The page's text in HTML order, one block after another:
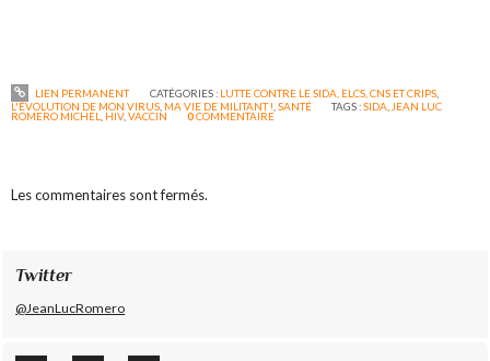
LIEN PERMANENT CATÉGORIES : LUTTE CONTRE LE SIDA, ELCS, CNS ET CRIPS,
L'ÉVOLUTION DE MON VIRUS MA VIE DE MILITANT ! ,SANTÉ TAGS :SIDA JEAN LUC
ROMERO MICHEL HIV,VACCIN 0COMMENTAIRE
Les commentaires sont fermés.
Twitter
@JeanLucRomero